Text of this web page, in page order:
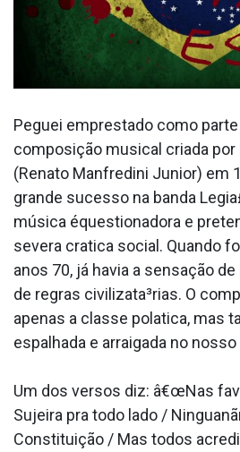
Peguei emprestado como
composição musical criada por
(Renato Manfredini Junior) em
grande sucesso na banda
música équestionadora e
severa cra­tica social. Quando
anos 70, já havia a sensação
de regras civilizata³rias. O
apenas a classe pola­tica, mas
espalhada e arraigada no nosso
Um dos versos diz: â€œNas
Sujeira pra todo lado /
Constituição / Mas todos